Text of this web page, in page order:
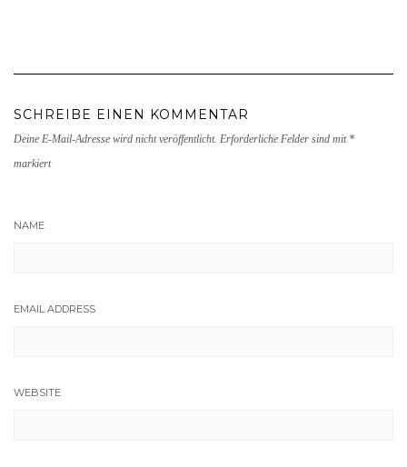
SCHREIBE EINEN KOMMENTAR
Deine E-Mail-Adresse wird nicht veröffentlicht. Erforderliche Felder sind mit *
markiert
NAME
EMAIL ADDRESS
WEBSITE